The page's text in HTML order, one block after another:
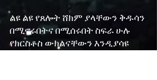
ልዩ ልዩ የጸሎት ሸክም ያላቸውን ቅዱሳን
በሚኖሩበትና በሚሰሩበት ስፍራ ሁሉ
የክርስቶስ ውክልናቸውን እንዲያሳዩ